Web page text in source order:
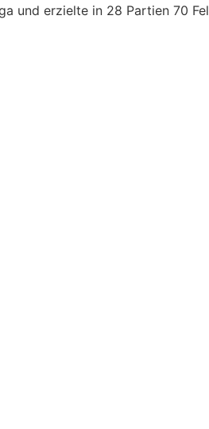
und erzielte in 28 Partien 70